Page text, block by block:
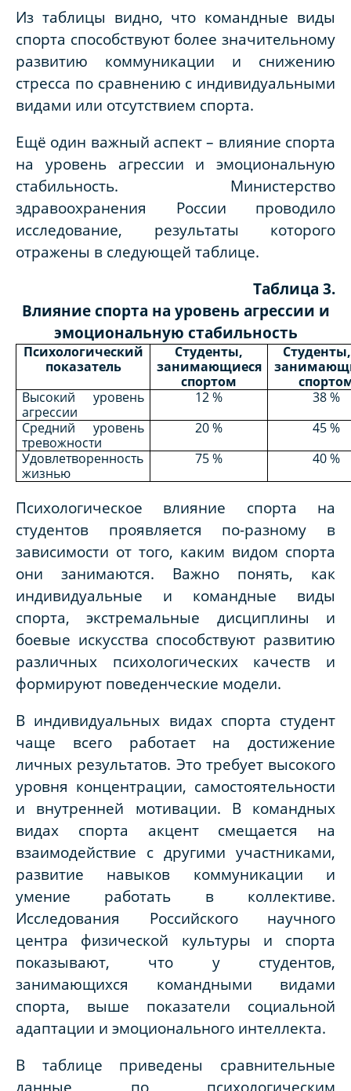
Из таблицы видно, что командные виды
спорта способствуют более значительному
развитию коммуникации и снижению
стресса по сравнению с индивидуальными
видами или отсутствием спорта.
Ещё один важный аспект – влияние спорта
на уровень агрессии и эмоциональную
стабильность. Министерство
здравоохранения России проводило
исследование, результаты которого
отражены в следующей таблице.
Таблица 3.
Влияние спорта на уровень агрессии и
эмоциональную стабильность
Психологический
показатель
Студенты,
занимающиеся
спортом
Высокий уровень
агрессии
12 %
38 %
Средний уровень
тревожности
20 %
45 %
Удовлетворенность
жизнью
75 % 40 %
Психологическое влияние спорта на
студентов проявляется по-разному в
зависимости от того, каким видом спорта
они занимаются. Важно понять, как
индивидуальные и командные виды
спорта, экстремальные дисциплины и
боевые искусства способствуют развитию
различных психологических качеств и
формируют поведенческие модели.
В индивидуальных видах спорта студент
чаще всего работает на достижение
личных результатов. Это требует высокого
уровня концентрации, самостоятельности
и внутренней мотивации. В командных
видах спорта акцент смещается на
взаимодействие с другими участниками,
развитие навыков коммуникации и
умение работать в коллективе.
Исследования Российского научного
центра физической культуры и спорта
показывают, что у студентов,
занимающихся командными видами
спорта, выше показатели социальной
адаптации и эмоционального интеллекта.
В таблице приведены сравнительные
данные по психологическим